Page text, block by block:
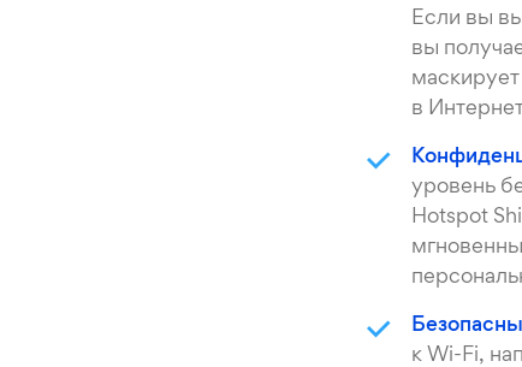
Если вы
вы
в
уровень
Hotspot
к Wi-Fi,